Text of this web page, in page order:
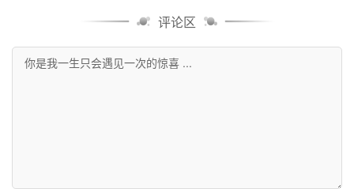
评论区